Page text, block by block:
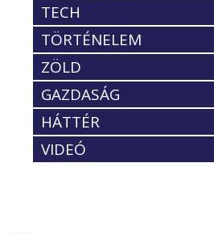
TECH
TÖRTÉNELEM
ZÖLD
GAZDASÁG
HÁTTÉR
VIDEÓ